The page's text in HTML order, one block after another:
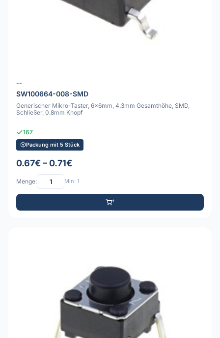
--
SW100664-008-SMD
Generischer Mikro-Taster, 6x6mm, 4.3mm Gesamthöhe, SMD,
Schließer, 0.8mm Knopf
167
Packung mit 5 Stück
0.67€ – 0.71€
Menge: Min: 1